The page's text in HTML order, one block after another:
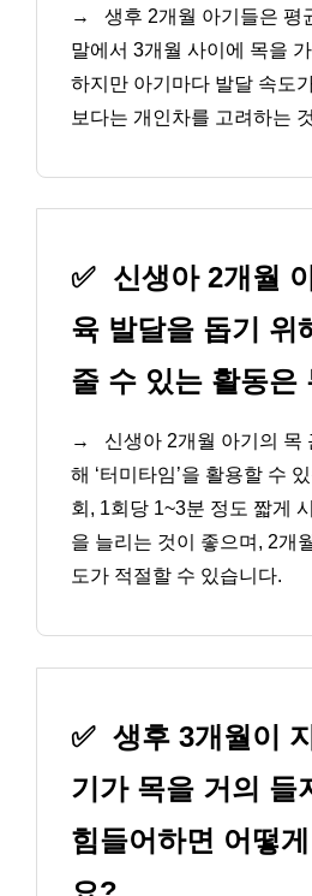
→
생후 2개월 아기들은 평
말에서 3개월 사이에 목을
하지만 아기마다 발달 속도
보다는 개인차를 고려하는
✅ 신생아 2개월
육 발달을 돕기 위
줄 수 있는 활동은
→
신생아 2개월 아기의 목
해 ‘터미타임’을 활용할 수
회, 1회당 1~3분 정도 짧게
을 늘리는 것이 좋으며, 2개
도가 적절할 수 있습니다.
✅ 생후 3개월이
기가 목을 거의 들
힘들어하면 어떻